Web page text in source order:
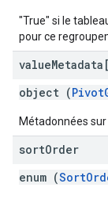
"True" si le
pour ce
value
object (
Métadonnées
sortOrder
enum (